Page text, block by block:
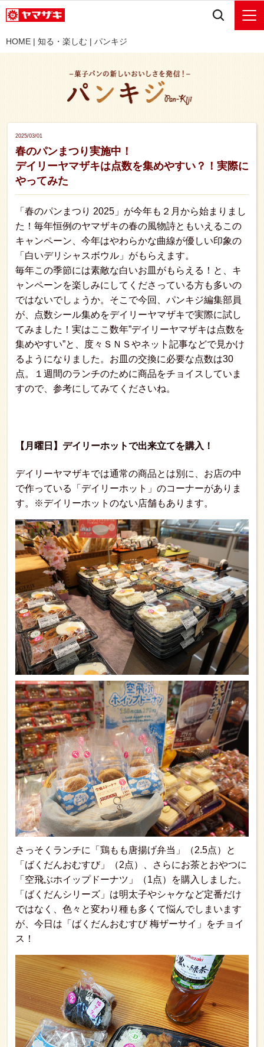
HOME | 知る・楽しむ | パンキジ
2025/03/01
春のパンまつり実施中！
デイリーヤマザキは点数を集めやすい？！実際に
やってみた
「春のパンまつり 2025」が今年も２月から始まりまし
た！毎年恒例のヤマザキの春の風物詩ともいえるこの
キャンペーン、今年はやわらかな曲線が優しい印象の
「白いデリシャスボウル」がもらえます。
毎年この季節には素敵な白いお皿がもらえる！と、キ
ャンペーンを楽しみにしてくださっている方も多いの
ではないでしょうか。そこで今回、パンキジ編集部員
が、点数シール集めをデイリーヤマザキで実際に試し
てみました！実はここ数年”デイリーヤマザキは点数を
集めやすい”と、度々ＳＮＳやネット記事などで見かけ
るようになりました。お皿の交換に必要な点数は30
点。１週間のランチのために商品をチョイスしていま
すので、参考にしてみてくださいね。
【月曜日】デイリーホットで出来立てを購入！
デイリーヤマザキでは通常の商品とは別に、お店の中
で作っている「デイリーホット」のコーナーがありま
す。※デイリーホットのない店舗もあります。
さっそくランチに「鶏もも唐揚げ弁当」（2.5点）と
「ばくだんおむすび」（2点）、さらにお茶とおやつに
「空飛ぶホイップドーナツ」（1点）を購入しました。
「ばくだんシリーズ」は明太子やシャケなど定番だけ
ではなく、色々と変わり種も多くて悩んでしまいます
が、今日は「ばくだんおむすび 梅ザーサイ」をチョイ
ス！